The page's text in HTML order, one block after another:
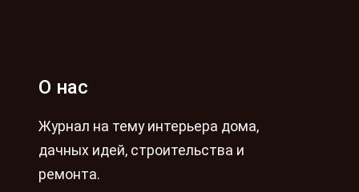
О нас
Журнал на тему интерьера дома,
дачных идей, строительства и
ремонта.